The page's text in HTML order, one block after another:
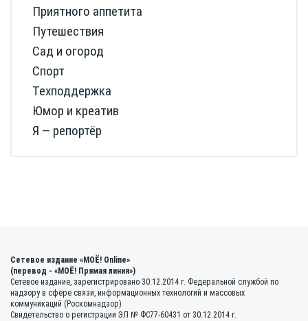
Приятного аппетита
Путешествия
Сад и огород
Спорт
Техподдержка
Юмор и креатив
Я — репортёр
Сетевое издание «МОЁ! Online»
(перевод - «МОЁ! Прямая линия»)
Сетевое издание, зарегистрировано 30.12.2014 г. Федеральной службой по
надзору в сфере связи, информационных технологий и массовых
коммуникаций (Роскомнадзор)
Свидетельство о регистрации ЭЛ № ФС77-60431 от 30.12.2014 г.